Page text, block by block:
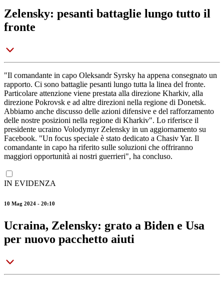
Zelensky: pesanti battaglie lungo tutto il
fronte
"Il comandante in capo Oleksandr Syrsky ha appena consegnato un
rapporto. Ci sono battaglie pesanti lungo tutta la linea del fronte.
Particolare attenzione viene prestata alla direzione Kharkiv, alla
direzione Pokrovsk e ad altre direzioni nella regione di Donetsk.
Abbiamo anche discusso delle azioni difensive e del rafforzamento
delle nostre posizioni nella regione di Kharkiv". Lo riferisce il
presidente ucraino Volodymyr Zelensky in un aggiornamento su
Facebook. "Un focus speciale è stato dedicato a Chasiv Yar. Il
comandante in capo ha riferito sulle soluzioni che offriranno
maggiori opportunità ai nostri guerrieri", ha concluso.
IN EVIDENZA
10 Mag 2024 - 20:10
Ucraina, Zelensky: grato a Biden e Usa
per nuovo pacchetto aiuti